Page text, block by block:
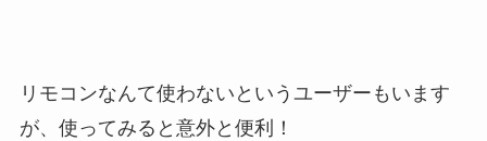
リモコンなんて使わないというユーザーもいます
が、使ってみると意外と便利！